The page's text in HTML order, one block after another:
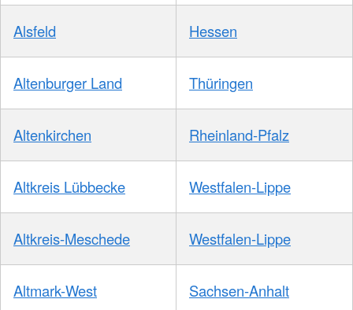
Alsfeld Hessen
Altenburger Land Thüringen
Altenkirchen Rheinland-Pfalz
Altkreis Lübbecke Westfalen-Lippe
Altkreis-Meschede Westfalen-Lippe
Altmark-West Sachsen-Anhalt